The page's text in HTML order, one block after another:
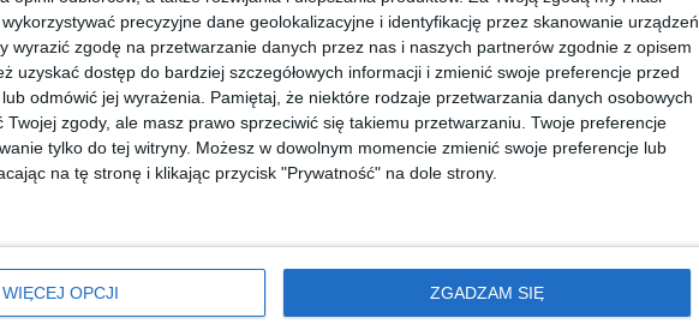
precyzyjne dane geolokalizacyjne i identyfikację przez skanowanie urządzeń.
wyrazić zgodę na przetwarzanie danych przez nas i naszych partnerów zgodnie z opisem
uzyskać dostęp do bardziej szczegółowych informacji i zmienić swoje preferencje przed
odmówić jej wyrażenia.
Pamiętaj, że niektóre rodzaje przetwarzania danych osobowych
Twojej zgody, ale masz prawo sprzeciwić się takiemu przetwarzaniu. Twoje preferencje
tylko do tej witryny. Możesz w dowolnym momencie zmienić swoje preferencje lub
na tę stronę i klikając przycisk "Prywatność" na dole strony.
WIĘCEJ OPCJI ZGADZAM SIĘ
ZADAJ PYTANIE